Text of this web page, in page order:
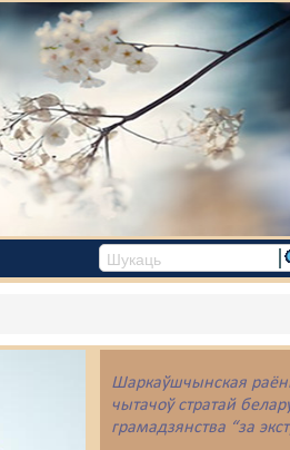
Шаркаўшчынская
чытачоў стратай
грамадзянства “за